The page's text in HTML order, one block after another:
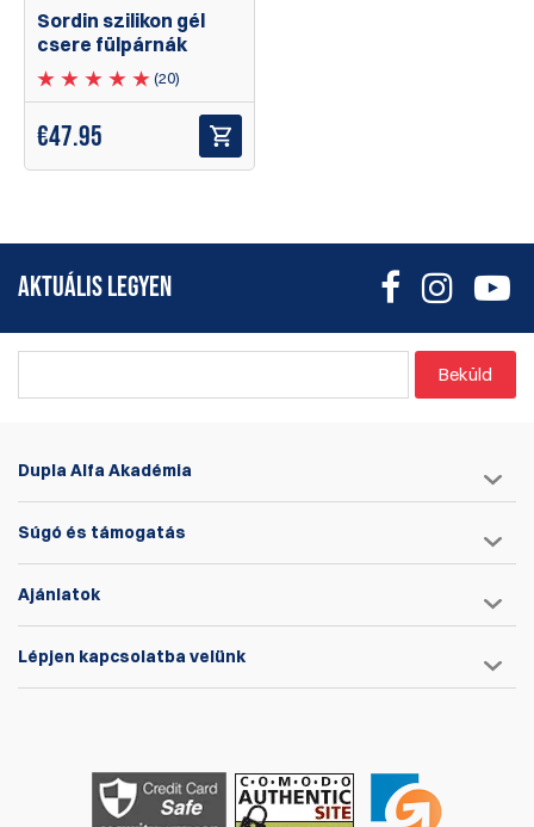
Sordin szilikon gél
csere fülpárnák
(20)
€47.95
AKTUÁLIS LEGYEN
Beküld
Dupla Alfa Akadémia
Súgó és támogatás
Ajánlatok
Lépjen kapcsolatba velünk